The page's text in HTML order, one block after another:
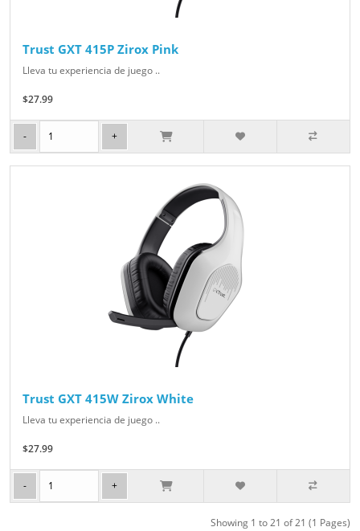
Trust GXT 415P Zirox Pink
Lleva tu experiencia de juego ..
$27.99
Trust GXT 415W Zirox White
Lleva tu experiencia de juego ..
$27.99
Showing 1 to 21 of 21 (1 Pages)